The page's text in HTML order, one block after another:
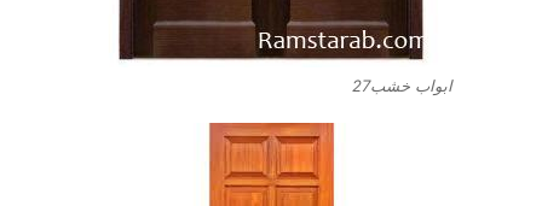
ابواب خشب27